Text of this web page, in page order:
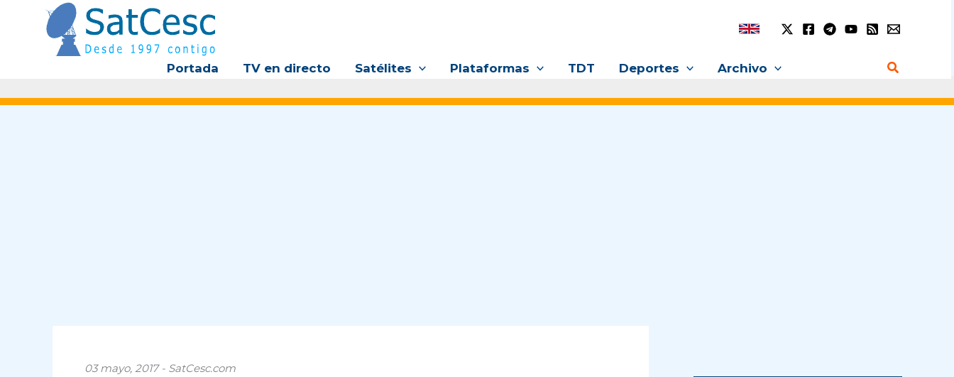
contenido
Portada TV en directo Satélites Plataformas TDT Deportes Archivo Buscar
03 mayo, 2017 - SatCesc.com